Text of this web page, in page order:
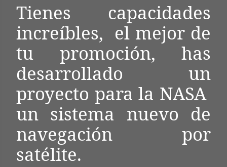
Tienes capacidades
increíbles, el mejor de
tu promoción, has
desarrollado un
proyecto para la NASA
un sistema nuevo de
navegación por
satélite.